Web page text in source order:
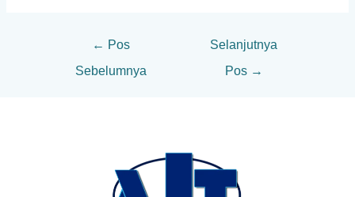
← Pos
Sebelumnya
Selanjutnya
Pos →